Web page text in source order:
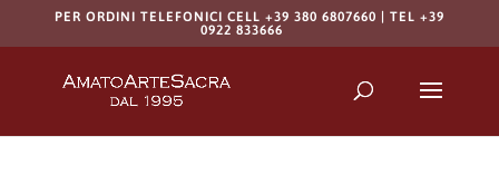
PER ORDINI TELEFONICI CELL +39 380 6807660 | TEL +39
0922 833666